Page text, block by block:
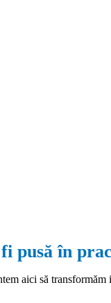
pusă în
aici să